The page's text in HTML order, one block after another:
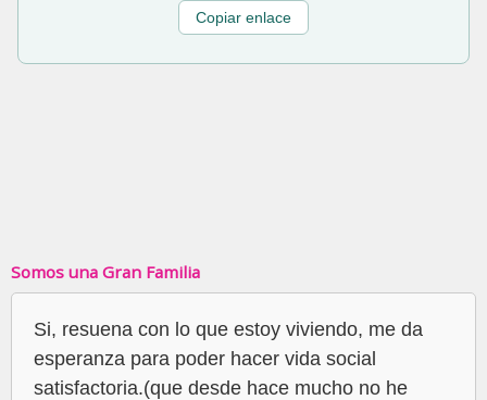
Copiar enlace
Somos una Gran Familia
Si, resuena con lo que estoy viviendo, me da
esperanza para poder hacer vida social
satisfactoria.(que desde hace mucho no he